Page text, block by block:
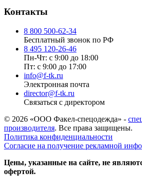
Контакты
8 800 500-62-34
Бесплатный звонок по РФ
8 495 120-26-46
Пн-Чт: с 9:00 до 18:00
Пт: с 9:00 до 17:00
info@f-tk.ru
Электронная почта
director@f-tk.ru
Связаться с директором
© 2026 «ООО Факел-спецодежда» -
производителя. Все права защищены.
Политика конфиденциальности
Согласие на получение рекламной
Цены, указанные на сайте, не
офертой.